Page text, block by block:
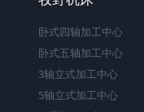
卧式四轴加工中心
卧式五轴加工中心
3轴立式加工中心
5轴立式加工中心